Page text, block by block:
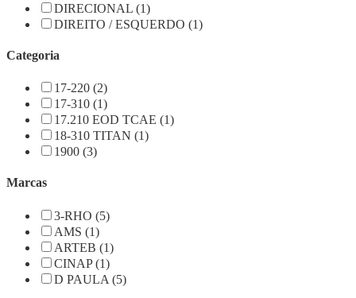
DIRECIONAL (1)
DIREITO / ESQUERDO (1)
Categoria
17-220 (2)
17-310 (1)
17.210 EOD TCAE (1)
18-310 TITAN (1)
1900 (3)
Marcas
3-RHO (5)
AMS (1)
ARTEB (1)
CINAP (1)
D PAULA (5)